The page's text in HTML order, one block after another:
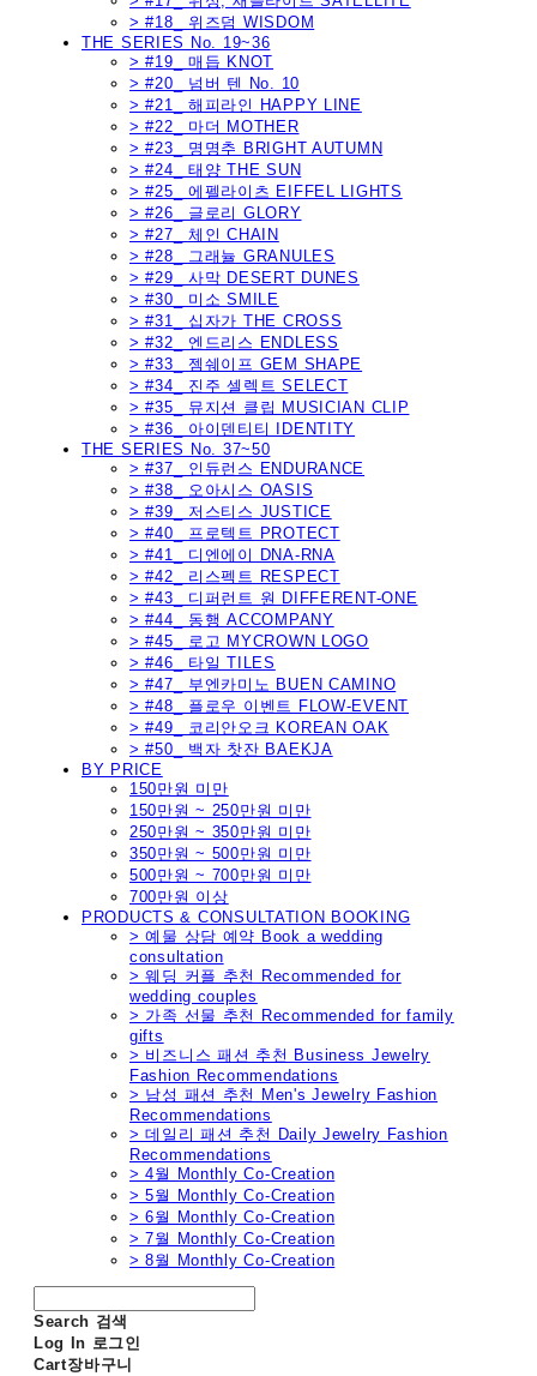
> #18_ 위즈덤 WISDOM
THE SERIES No. 19~36
> #19_ 매듭 KNOT
> #20_ 넘버 텐 No. 10
> #21_ 해피라인 HAPPY LINE
> #22_ 마더 MOTHER
> #23_ 명명추 BRIGHT AUTUMN
> #24_ 태양 THE SUN
> #25_ 에펠라이츠 EIFFEL LIGHTS
> #26_ 글로리 GLORY
> #27_ 체인 CHAIN
> #28_ 그래뉼 GRANULES
> #29_ 사막 DESERT DUNES
> #30_ 미소 SMILE
> #31_ 십자가 THE CROSS
> #32_ 엔드리스 ENDLESS
> #33_ 젬쉐이프 GEM SHAPE
> #34_ 진주 셀렉트 SELECT
> #35_ 뮤지션 클립 MUSICIAN CLIP
> #36_ 아이덴티티 IDENTITY
THE SERIES No. 37~50
> #37_ 인듀런스 ENDURANCE
> #38_ 오아시스 OASIS
> #39_ 저스티스 JUSTICE
> #40_ 프로텍트 PROTECT
> #41_ 디엔에이 DNA-RNA
> #42_ 리스펙트 RESPECT
> #43_ 디퍼런트 원 DIFFERENT-ONE
> #44_ 동행 ACCOMPANY
> #45_ 로고 MYCROWN LOGO
> #46_ 타일 TILES
> #47_ 부엔카미노 BUEN CAMINO
> #48_ 플로우 이벤트 FLOW-EVENT
> #49_ 코리안오크 KOREAN OAK
> #50_ 백자 찻잔 BAEKJA
BY PRICE
150만원 미만
150만원 ~ 250만원 미만
250만원 ~ 350만원 미만
350만원 ~ 500만원 미만
500만원 ~ 700만원 미만
700만원 이상
PRODUCTS & CONSULTATION BOOKING
> 예물 상담 예약 Book a wedding
consultation
> 웨딩 커플 추천 Recommended for
wedding couples
> 가족 선물 추천 Recommended for family
gifts
> 비즈니스 패션 추천 Business Jewelry
Fashion Recommendations
> 남성 패션 추천 Men's Jewelry Fashion
Recommendations
> 데일리 패션 추천 Daily Jewelry Fashion
Recommendations
> 4월 Monthly Co-Creation
> 5월 Monthly Co-Creation
> 6월 Monthly Co-Creation
> 7월 Monthly Co-Creation
> 8월 Monthly Co-Creation
Search 검색
Log In 로그인
Cart장바구니